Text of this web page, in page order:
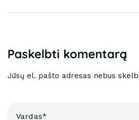
Paskelbti komentarą
Jūsų el. pašto adresas nebus